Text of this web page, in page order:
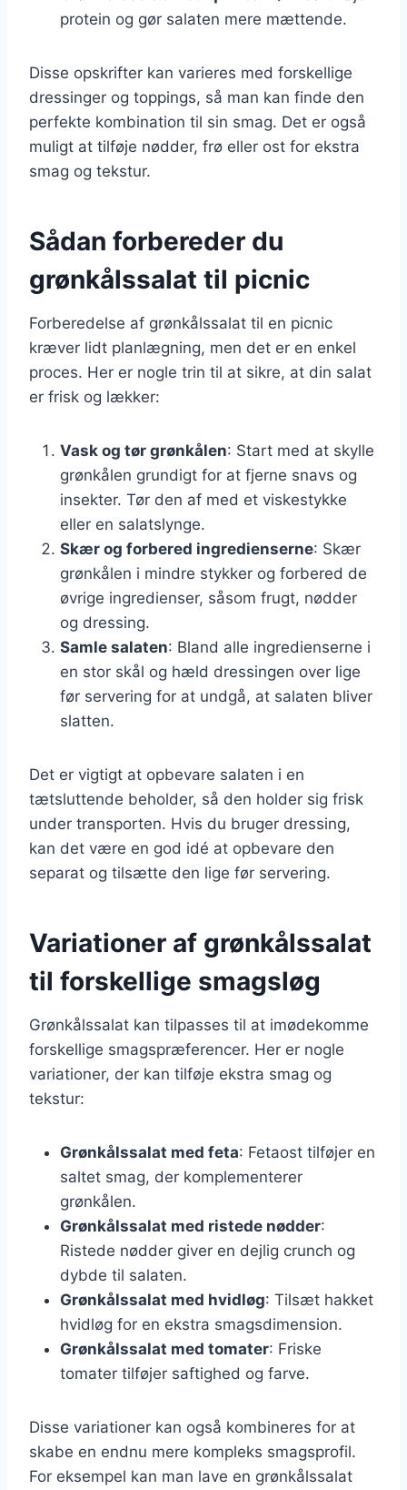
protein og gør salaten mere mættende.
Disse opskrifter kan varieres med forskellige
dressinger og toppings, så man kan finde den
perfekte kombination til sin smag. Det er også
muligt at tilføje nødder, frø eller ost for ekstra
smag og tekstur.
Sådan forbereder du
grønkålssalat til picnic
Forberedelse af grønkålssalat til en picnic
kræver lidt planlægning, men det er en enkel
proces. Her er nogle trin til at sikre, at din salat
er frisk og lækker:
Vask og tør grønkålen: Start med at skylle
grønkålen grundigt for at fjerne snavs og
insekter. Tør den af med et viskestykke
eller en salatslynge.
Skær og forbered ingredienserne: Skær
grønkålen i mindre stykker og forbered de
øvrige ingredienser, såsom frugt, nødder
og dressing.
Samle salaten: Bland alle ingredienserne i
en stor skål og hæld dressingen over lige
før servering for at undgå, at salaten bliver
slatten.
Det er vigtigt at opbevare salaten i en
tætsluttende beholder, så den holder sig frisk
under transporten. Hvis du bruger dressing,
kan det være en god idé at opbevare den
separat og tilsætte den lige før servering.
Variationer af grønkålssalat
til forskellige smagsløg
Grønkålssalat kan tilpasses til at imødekomme
forskellige smagspræferencer. Her er nogle
variationer, der kan tilføje ekstra smag og
tekstur:
Grønkålssalat med feta: Fetaost tilføjer en
saltet smag, der komplementerer
grønkålen.
Grønkålssalat med ristede nødder:
Ristede nødder giver en dejlig crunch og
dybde til salaten.
Grønkålssalat med hvidløg: Tilsæt hakket
hvidløg for en ekstra smagsdimension.
Grønkålssalat med tomater: Friske
tomater tilføjer saftighed og farve.
Disse variationer kan også kombineres for at
skabe en endnu mere kompleks smagsprofil.
For eksempel kan man lave en grønkålssalat